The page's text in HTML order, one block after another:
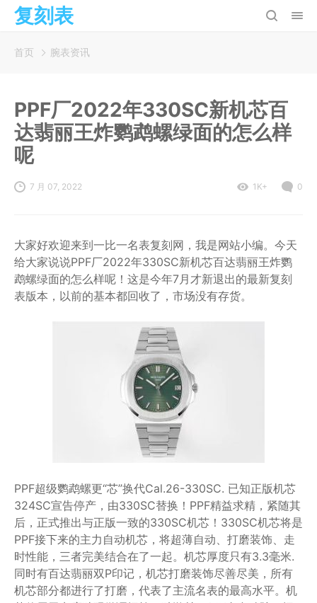
复刻表
首页 腕表资讯
PPF厂2022年330SC新机芯百
达翡丽王炸鹦鹉螺绿面的怎么样
呢
7 月 07, 2022 1K+ 0
大家好欢迎来到一比一名表复刻网，我是网站小编。今天
给大家说说PPF厂2022年330SC新机芯百达翡丽王炸鹦
鹉螺绿面的怎么样呢！这是今年7月才新退出的最新复刻
表版本，以前的基本都回收了，市场没有存货。
PPF超级鹦鹉螺更“芯”换代Cal.26-330SC. 已知正版机芯
324SC宣告停产，由330SC替换！PPF精益求精，紧随其
后，正式推出与正版一致的330SC机芯！330SC机芯将是
PPF接下来的主力自动机芯，将超薄自动、打磨装饰、走
时性能，三者完美结合在了一起。机芯厚度只有3.3毫米.
同时有百达翡丽双P印记，机芯打磨装饰尽善尽美，所有
机芯部分都进行了打磨，代表了主流名表的最高水平。机